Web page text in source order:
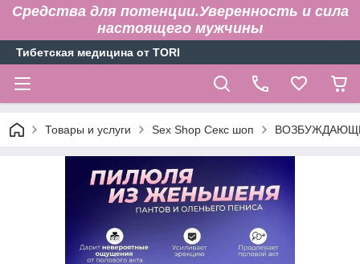
Средства для потенции.Уверенность и сила
настоящего мужчины
Тибетская медицина от TORI
Товары и услуги Sex Shop Секс шоп